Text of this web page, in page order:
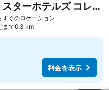
すぐのロケーション
ローザ グランド ミラノ - スターホテルズ コレツィオーネ
まで0.3 km
料金を表示